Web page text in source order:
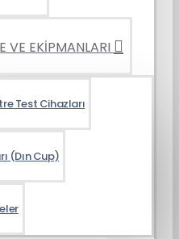
VE EKİPMANLARI
Test Cihazları
(Dın Cup)